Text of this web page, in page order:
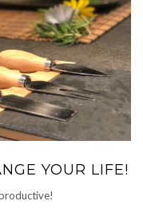
YOUR LIFE!